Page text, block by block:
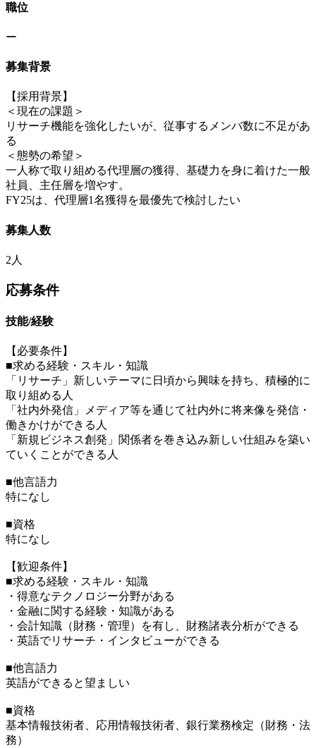
職位
ー
募集背景
【採用背景】
＜現在の課題＞
リサーチ機能を強化したいが、従事するメンバ数に不足があ
る
＜態勢の希望＞
一人称で取り組める代理層の獲得、基礎力を身に着けた一般
社員、主任層を増やす。
FY25は、代理層1名獲得を最優先で検討したい
募集人数
2人
応募条件
技能/経験
【必要条件】
■求める経験・スキル・知識
「リサーチ」新しいテーマに日頃から興味を持ち、積極的に
取り組める人
「社内外発信」メディア等を通じて社内外に将来像を発信・
働きかけができる人
「新規ビジネス創発」関係者を巻き込み新しい仕組みを築い
ていくことができる人
■他言語力
特になし
■資格
特になし
【歓迎条件】
■求める経験・スキル・知識
・得意なテクノロジー分野がある
・金融に関する経験・知識がある
・会計知識（財務・管理）を有し、財務諸表分析ができる
・英語でリサーチ・インタビューができる
■他言語力
英語ができると望ましい
■資格
基本情報技術者、応用情報技術者、銀行業務検定（財務・法
務）